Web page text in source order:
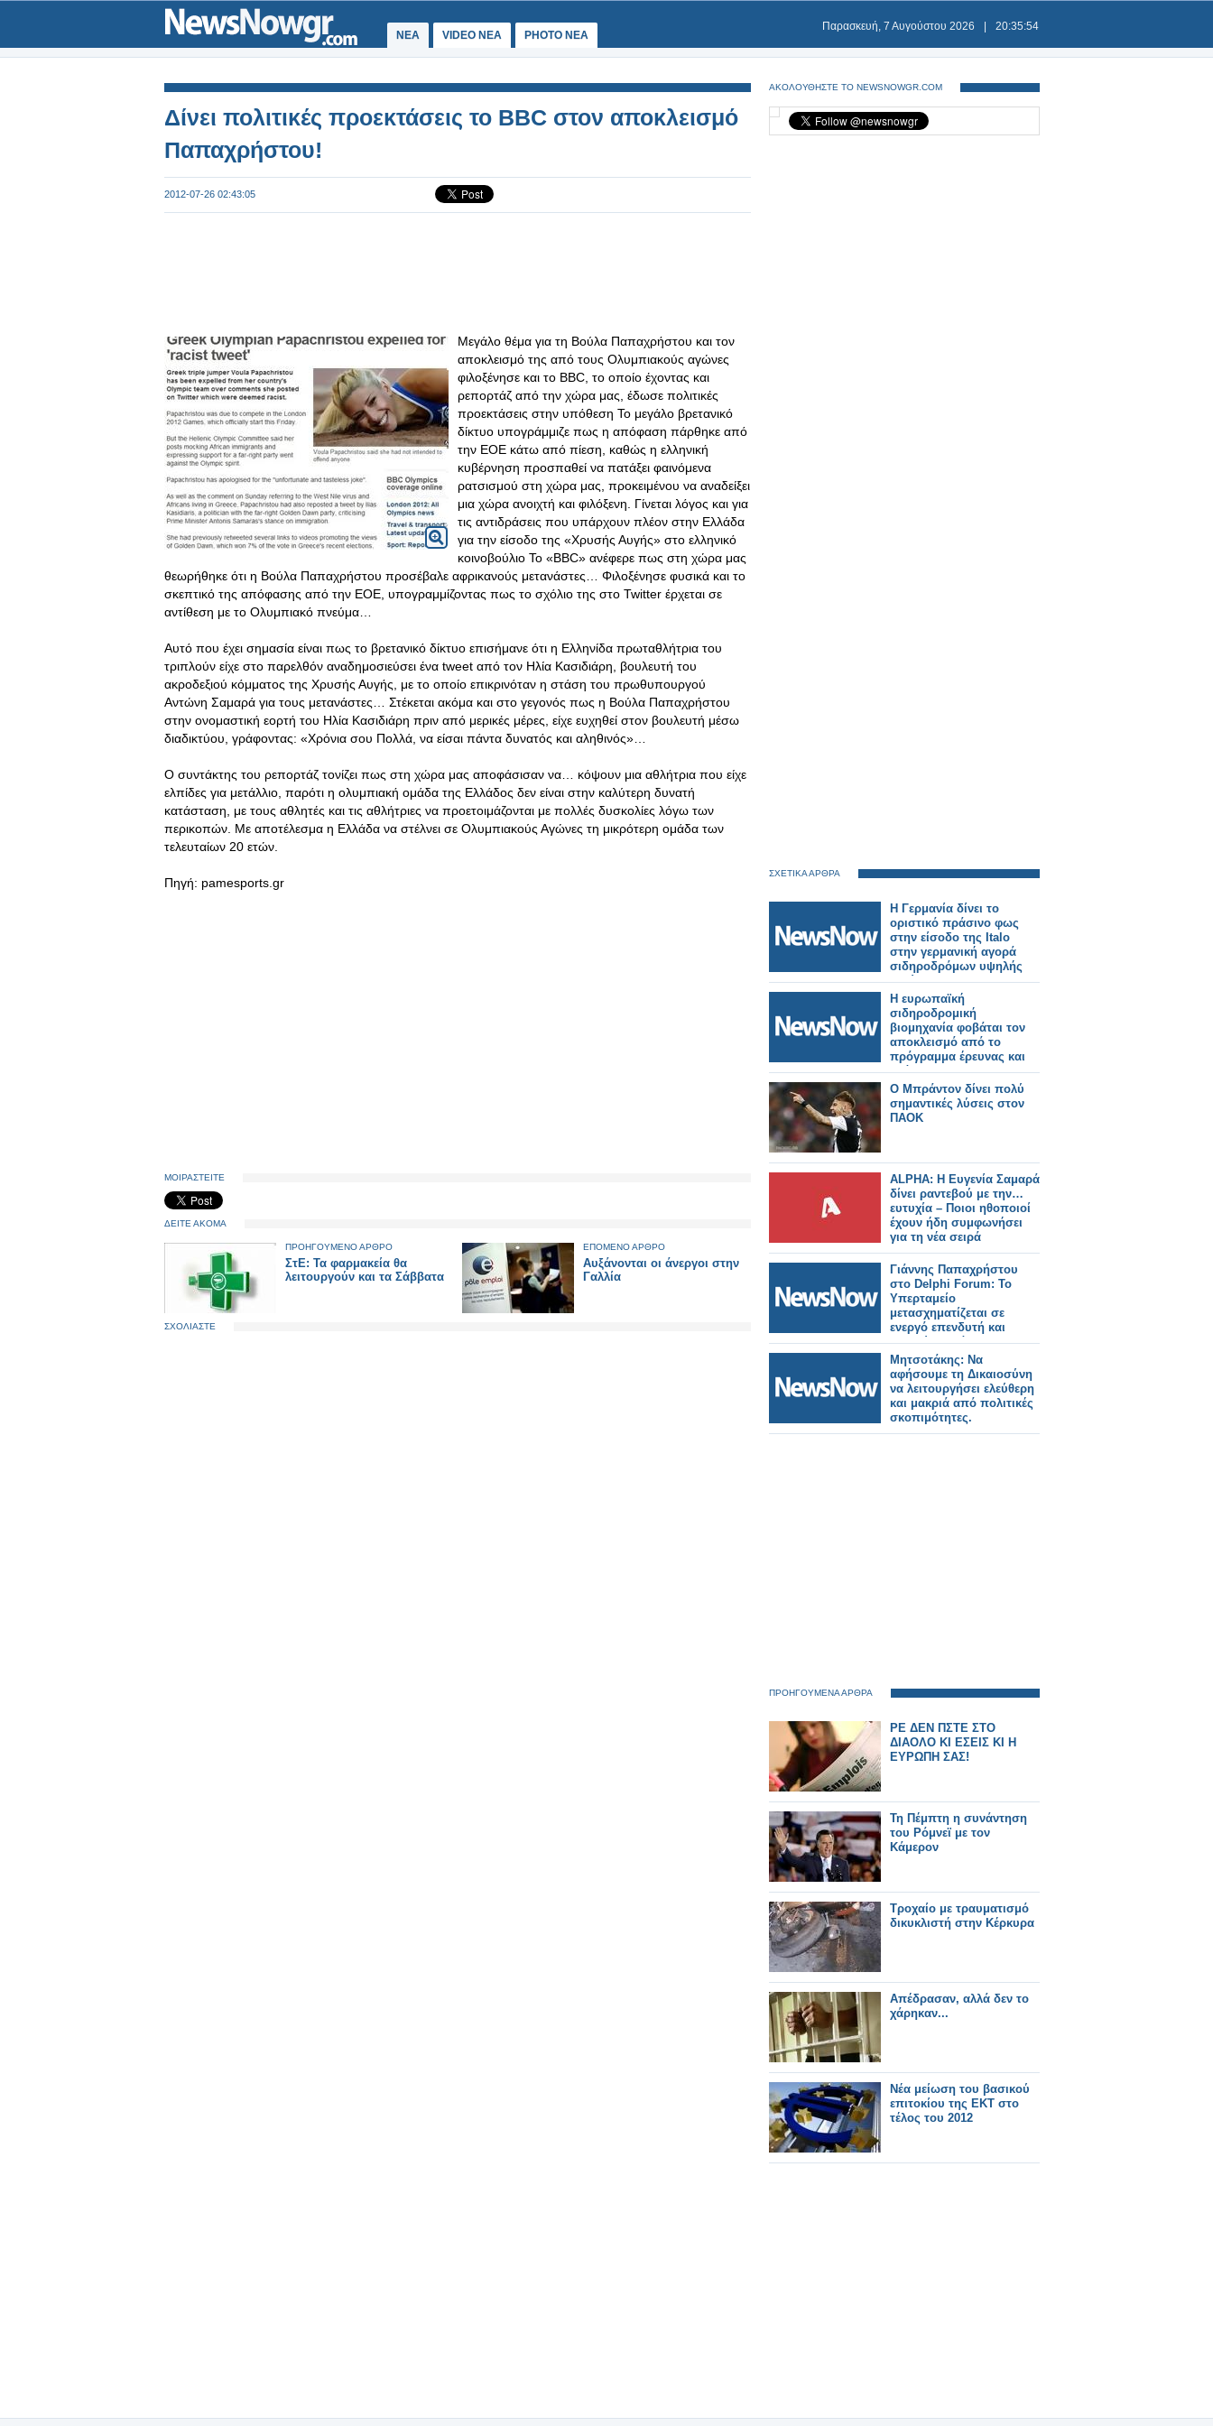
ΝΕΑ VIDEO NEA PHOTO NEA
Παρασκευή, 7 Αυγούστου 2026 20:35:54
Δίνει πολιτικές προεκτάσεις το ΒΒC στον αποκλεισμό
Παπαχρήστου!
2012-07-26 02:43:05
Μεγάλο θέμα για τη Βούλα Παπαχρήστου και τον
αποκλεισμό της από τους Ολυμπιακούς αγώνες
φιλοξένησε και το BBC, το οποίο έχοντας και
ρεπορτάζ από την χώρα μας, έδωσε πολιτικές
προεκτάσεις στην υπόθεση Το μεγάλο βρετανικό
δίκτυο υπογράμμιζε πως η απόφαση πάρθηκε από
την ΕΟΕ κάτω από πίεση, καθώς η ελληνική
κυβέρνηση προσπαθεί να πατάξει φαινόμενα
ρατσισμού στη χώρα μας, προκειμένου να αναδείξει
μια χώρα ανοιχτή και φιλόξενη. Γίνεται λόγος και για
τις αντιδράσεις που υπάρχουν πλέον στην Ελλάδα
για την είσοδο της «Χρυσής Αυγής» στο ελληνικό
κοινοβούλιο Το «BBC» ανέφερε πως στη χώρα μας
θεωρήθηκε ότι η Βούλα Παπαχρήστου προσέβαλε αφρικανούς μετανάστες… Φιλοξένησε φυσικά και το
σκεπτικό της απόφασης από την ΕΟΕ, υπογραμμίζοντας πως το σχόλιο της στο Twitter έρχεται σε
αντίθεση με το Ολυμπιακό πνεύμα…
Αυτό που έχει σημασία είναι πως το βρετανικό δίκτυο επισήμανε ότι η Ελληνίδα πρωταθλήτρια του
τριπλούν είχε στο παρελθόν αναδημοσιεύσει ένα tweet από τον Ηλία Κασιδιάρη, βουλευτή του
ακροδεξιού κόμματος της Χρυσής Αυγής, με το οποίο επικρινόταν η στάση του πρωθυπουργού
Αντώνη Σαμαρά για τους μετανάστες… Στέκεται ακόμα και στο γεγονός πως η Βούλα Παπαχρήστου
στην ονομαστική εορτή του Ηλία Κασιδιάρη πριν από μερικές μέρες, είχε ευχηθεί στον βουλευτή μέσω
διαδικτύου, γράφοντας: «Χρόνια σου Πολλά, να είσαι πάντα δυνατός και αληθινός»…
Ο συντάκτης του ρεπορτάζ τονίζει πως στη χώρα μας αποφάσισαν να… κόψουν μια αθλήτρια που είχε
ελπίδες για μετάλλιο, παρότι η ολυμπιακή ομάδα της Ελλάδος δεν είναι στην καλύτερη δυνατή
κατάσταση, με τους αθλητές και τις αθλήτριες να προετοιμάζονται με πολλές δυσκολίες λόγω των
περικοπών . Με αποτέλεσμα η Ελλάδα να στέλνει σε Ολυμπιακούς Αγώνες τη μικρότερη ομάδα των
τελευταίων 20 ετών.
Πηγή: pamesports.gr
ΜΟΙΡΑΣΤΕΙΤΕ
ΔΕΙΤΕ ΑΚΟΜΑ
ΠΡΟΗΓΟΥΜΕΝΟ ΑΡΘΡΟ
ΣτΕ: Τα φαρμακεία θα
λειτουργούν και τα Σάββατα
ΕΠΟΜΕΝΟ ΑΡΘΡΟ
Αυξάνονται οι άνεργοι στην
Γαλλία
ΣΧΟΛΙΑΣΤΕ
ΑΚΟΛΟΥΘΗΣΤΕ ΤΟ NEWSNOWGR.COM
ΣΧΕΤΙΚΑ ΑΡΘΡΑ
Η Γερμανία δίνει το
οριστικό πράσινο φως
στην είσοδο της Italo
στην γερμανική αγορά
σιδηροδρόμων υψηλής
ταχύτητας.
Η ευρωπαϊκή
σιδηροδρομική
βιομηχανία φοβάται τον
αποκλεισμό από το
πρόγραμμα έρευνας και
ανάπτυξης της ΕΕ 2028-
34.
Ο Μπράντον δίνει πολύ
σημαντικές λύσεις στον
ΠΑΟΚ
ALPHA: Η Ευγενία Σαμαρά
δίνει ραντεβού με την…
ευτυχία – Ποιοι ηθοποιοί
έχουν ήδη συμφωνήσει
για τη νέα σειρά
Γιάννης Παπαχρήστου
στο Delphi Forum: Το
Υπερταμείο
μετασχηματίζεται σε
ενεργό επενδυτή και
καταλύτη ανάπτυξης.
Μητσοτάκης: Να
αφήσουμε τη Δικαιοσύνη
να λειτουργήσει ελεύθερη
και μακριά από πολιτικές
σκοπιμότητες.
ΠΡΟΗΓΟΥΜΕΝΑ ΑΡΘΡΑ
ΡΕ ΔΕΝ ΠΣΤΕ ΣΤΟ
ΔΙΑΟΛΟ ΚΙ ΕΣΕΙΣ ΚΙ Η
ΕΥΡΩΠΗ ΣΑΣ!
Τη Πέμπτη η συνάντηση
του Ρόμνεϊ με τον
Κάμερον
Τροχαίο με τραυματισμό
δικυκλιστή στην Κέρκυρα
Απέδρασαν, αλλά δεν το
χάρηκαν...
Νέα μείωση του βασικού
επιτοκίου της ΕΚΤ στο
τέλος του 2012